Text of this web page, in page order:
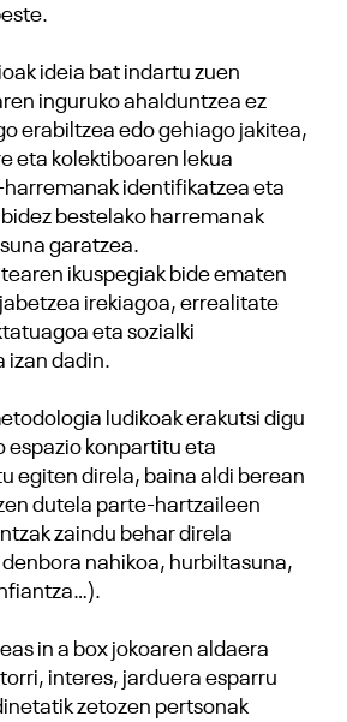
ideia bat indartu zuen
inguruko ahalduntzea ez
erabiltzea edo gehiago jakitea,
eta kolektiboaren lekua
identifikatzea eta
bestelako harremanak
garatzea.
ikuspegiak bide ematen
irekiagoa, errealitate
eta sozialki
izan dadin.
ludikoak erakutsi digu
espazio konpartitu eta
egiten direla, baina aldi berean
dutela parte-hartzaileen
zaindu behar direla
nahikoa, hurbiltasuna,
in a box jokoaren aldaera
interes, jarduera esparru
zetozen pertsonak